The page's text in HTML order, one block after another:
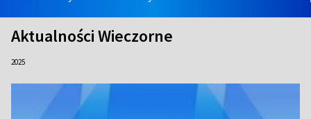
Aktualności Wieczorne
2025